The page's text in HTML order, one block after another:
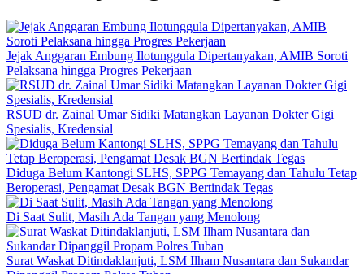
Jejak Anggaran Embung Ilotunggula Dipertanyakan, AMIB Soroti
Pelaksana hingga Progres Pekerjaan
RSUD dr. Zainal Umar Sidiki Matangkan Layanan Dokter Gigi
Spesialis, Kredensial
Diduga Belum Kantongi SLHS, SPPG Temayang dan Tahulu Tetap
Beroperasi, Pengamat Desak BGN Bertindak Tegas
Di Saat Sulit, Masih Ada Tangan yang Menolong
Surat Waskat Ditindaklanjuti, LSM Ilham Nusantara dan Sukandar